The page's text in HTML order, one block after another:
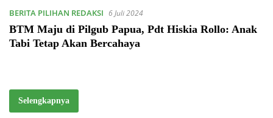
BERITA PILIHAN REDAKSI 6 Juli 2024
BTM Maju di Pilgub Papua, Pdt Hiskia Rollo: Anak
Tabi Tetap Akan Bercahaya
Selengkapnya